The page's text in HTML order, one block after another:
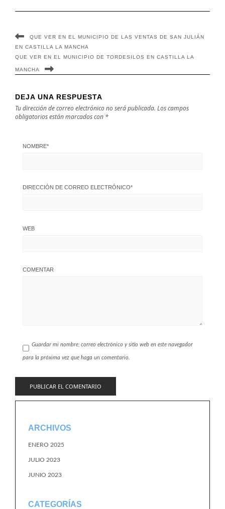
QUE VER EN EL MUNICIPIO DE LAS VENTAS DE SAN JULIÁN
EN CASTILLA LA MANCHA
QUE VER EN EL MUNICIPIO DE TORDESILOS EN CASTILLA LA
MANCHA
DEJA UNA RESPUESTA
Tu dirección de correo electrónico no será publicada. Los campos
obligatorios están marcados con *
NOMBRE*
DIRECCIÓN DE CORREO ELECTRÓNICO*
WEB
COMENTAR
Guardar mi nombre, correo electrónico y sitio web en este navegador
para la próxima vez que haga un comentario.
ARCHIVOS
ENERO 2025
JULIO 2023
JUNIO 2023
CATEGORÍAS